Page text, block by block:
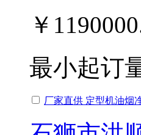
￥
最小起订
厂家直供 定型机油烟